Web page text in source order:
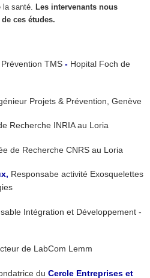
la santé. Les intervenants nous
ces études.
TMS - Hopital Foch de
Projets & Prévention, Genève
Recherche INRIA au Loria
de Recherche CNRS au Loria
, Responsabe activité Exosquelettes
Intégration et Développement -
de LabCom Lemm
du Cercle Entreprises et